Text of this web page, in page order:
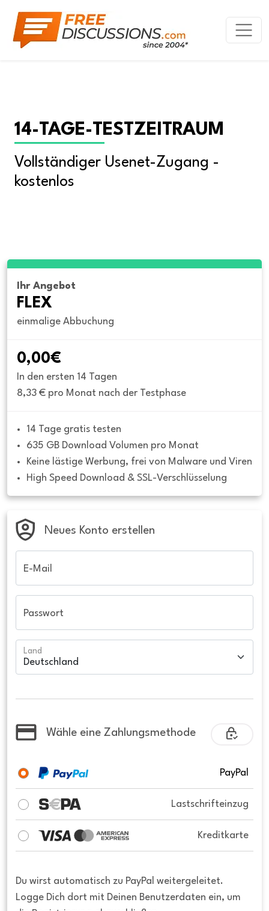
14-TAGE-TESTZEITRAUM
Vollständiger Usenet-Zugang -
kostenlos
Ihr Angebot
FLEX
einmalige Abbuchung
0,00€
In den ersten 14 Tagen
8,33 € pro Monat nach der Testphase
14 Tage gratis testen
635 GB Download Volumen pro Monat
Keine lästige Werbung, frei von Malware und Viren
High Speed Download & SSL-Verschlüsselung
Neues Konto erstellen
E-Mail
Passwort
Land
Wähle eine Zahlungsmethode
PayPal
Lastschrifteinzug
Kreditkarte
Du wirst automatisch zu PayPal weitergeleitet.
Logge Dich dort mit Deinen Benutzerdaten ein, um